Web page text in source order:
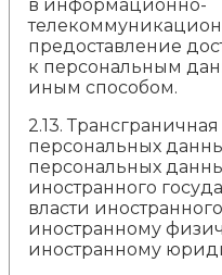
в информационно-
предоставление
к персональным
иным способом.
2.13.
персональных
персональных
иностранного
власти
иностранному
иностранному